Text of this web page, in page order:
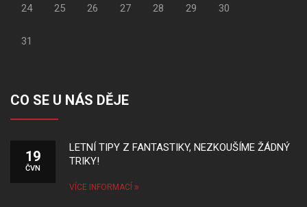
24 25 26 27 28 29 30
31
CO SE U NÁS DĚJE
19
ČVN
LETNÍ TIPY Z FANTASTIKY, NEZKOUŠÍME ŽÁDNÝ
TRIKY!
VÍCE INFORMACÍ